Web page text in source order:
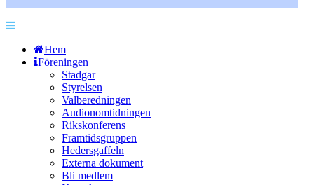
Hem
Föreningen
Stadgar
Styrelsen
Valberedningen
Audionomtidningen
Rikskonferens
Framtidsgruppen
Hedersgaffeln
Externa dokument
Bli medlem